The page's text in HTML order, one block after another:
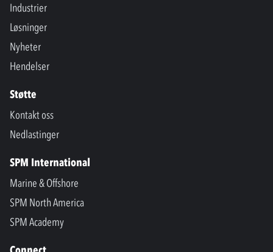
Industrier
Løsninger
Nyheter
Hendelser
Støtte
Kontakt oss
Nedlastinger
SPM International
Marine & Offshore
SPM North America
SPM Academy